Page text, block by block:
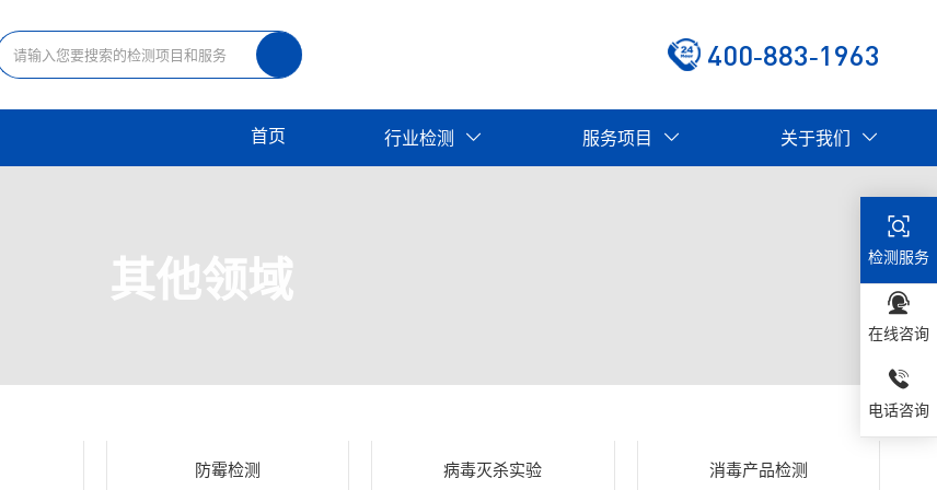
400-883-1963
首页 行业检测 服务项目 关于我们
其他领域
防霉检测 病毒灭杀实验 消毒产品检测
检测服务
在线咨询
电话咨询